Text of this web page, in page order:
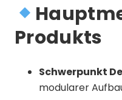
Produkts
Schwerpunkt
modularer